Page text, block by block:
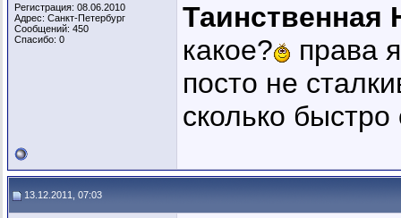
Регистрация: 08.06.2010
Адрес: Санкт-Петербург
Сообщений: 450
Спасибо: 0
Таинственная
какое?
права
посто не
сколько
13.12.2011, 07:03